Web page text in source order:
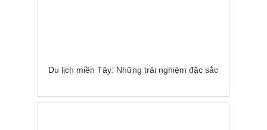
Du lịch miền Tây: Những trải nghiệm đặc sắc